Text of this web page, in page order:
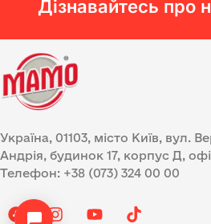
Дізнавайтесь про
Україна, 01103, місто Київ, вул.
Андрія, будинок 17, корпус Д,
Телефон: +38 (073) 324 00 00